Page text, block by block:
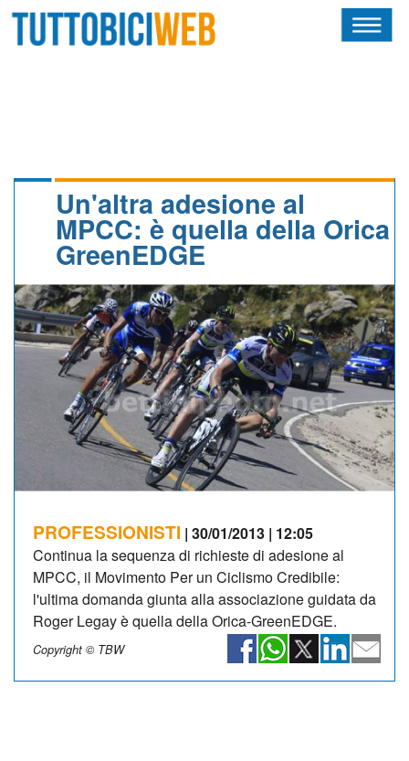
CALENDARIO
ALBI D'ORO
NEWSLETTER
Un'altra adesione al
MPCC: è quella della Orica
GreenEDGE
PROFESSIONISTI | 30/01/2013 | 12:05
Continua la sequenza di richieste di adesione al
MPCC, il Movimento Per un Ciclismo Credibile:
l'ultima domanda giunta alla associazione guidata da
Roger Legay è quella della Orica-GreenEDGE.
Copyright © TBW